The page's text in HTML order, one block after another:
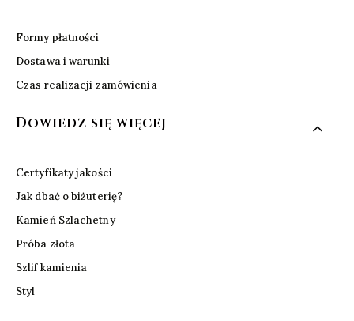
Formy płatności
Dostawa i warunki
Czas realizacji zamówienia
Dowiedz się więcej
Certyfikaty jakości
Jak dbać o biżuterię?
Kamień Szlachetny
Próba złota
Szlif kamienia
Styl